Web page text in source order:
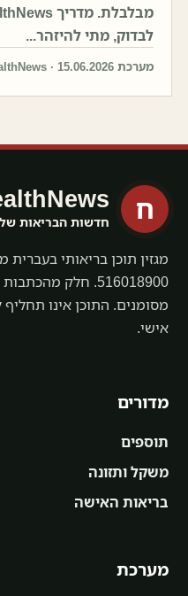
לבדוק, מתי להיזהר...
מערכת HealthNews · 15.06.2026
ח חדשות הבריאות
מגזין תוכן בריאותי
516018900. חלק
מסומנים. התוכן אינו תחליף
אישי.
מדורים
תוספים
משקל ותזונה
בריאות האישה
מערכת